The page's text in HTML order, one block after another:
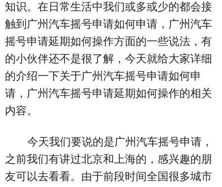
知识。在日常生活中我们或多或少的都会接
触到广州汽车摇号申请如何申请，广州汽车
摇号申请延期如何操作方面的一些说法，有
的小伙伴还不是很了解，今天就给大家详细
的介绍一下关于广州汽车摇号申请如何申
请，广州汽车摇号申请延期如何操作的相关
内容。
今天我们要说的是广州汽车摇号申请，
之前我们有讲过北京和上海的，感兴趣的朋
友可以去看看。由于前段时间全国很多城市